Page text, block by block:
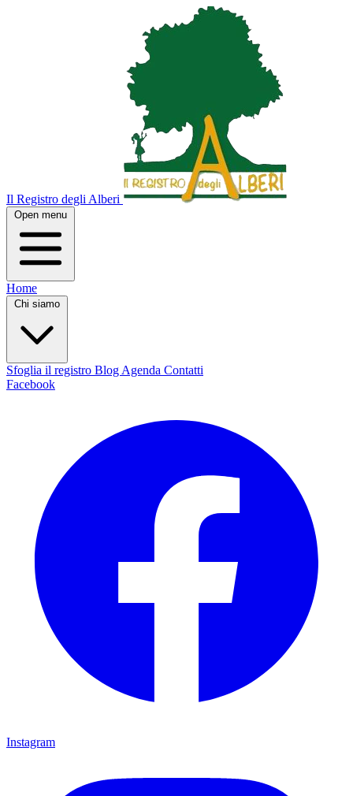
Il Registro degli Alberi
Open menu
Home
Chi siamo
Sfoglia il registro Blog Agenda Contatti
Facebook
Instagram